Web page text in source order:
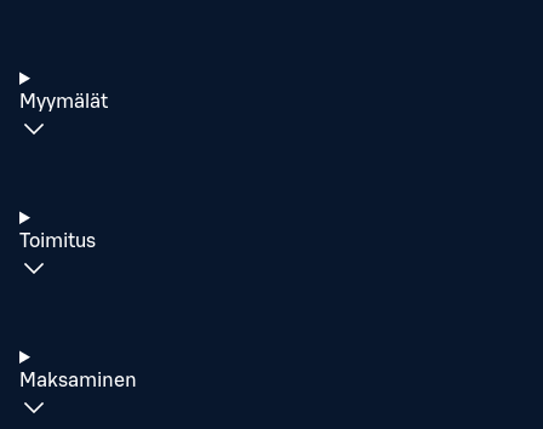
Myymälät
Toimitus
Maksaminen